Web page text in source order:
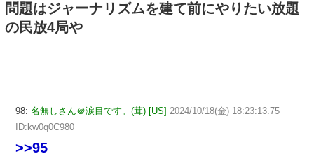
問題はジャーナリズムを建て前にやりたい放題
の民放4局や
98: 名無しさん＠涙目です。(茸) [US] 2024/10/18(金) 18:23:13.75
ID:kw0q0C980
>>95